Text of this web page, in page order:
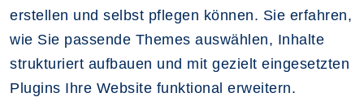
erstellen und selbst pflegen können. Sie erfahren,
wie Sie passende Themes auswählen, Inhalte
strukturiert aufbauen und mit gezielt eingesetzten
Plugins Ihre Website funktional erweitern.